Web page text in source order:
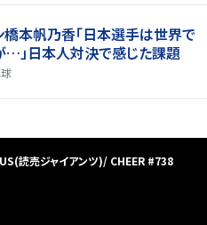
橋本帆乃香「日本選手は世界で
…」日本人対決で感じた課題
読売ジャイアンツ)/ CHEER #738